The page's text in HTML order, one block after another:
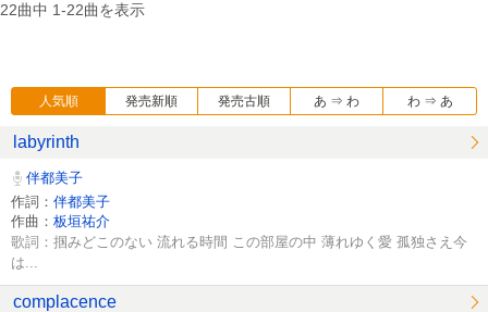
22曲中 1-22曲を表示
人気順 発売新順 発売古順 あ ⇒ わ わ ⇒ あ
labyrinth
伴都美子
作詞： 伴都美子
作曲： 板垣祐介
歌詞：掴みどこのない 流れる時間 この部屋の中 薄れゆく愛 孤独さえ今
は...
complacence